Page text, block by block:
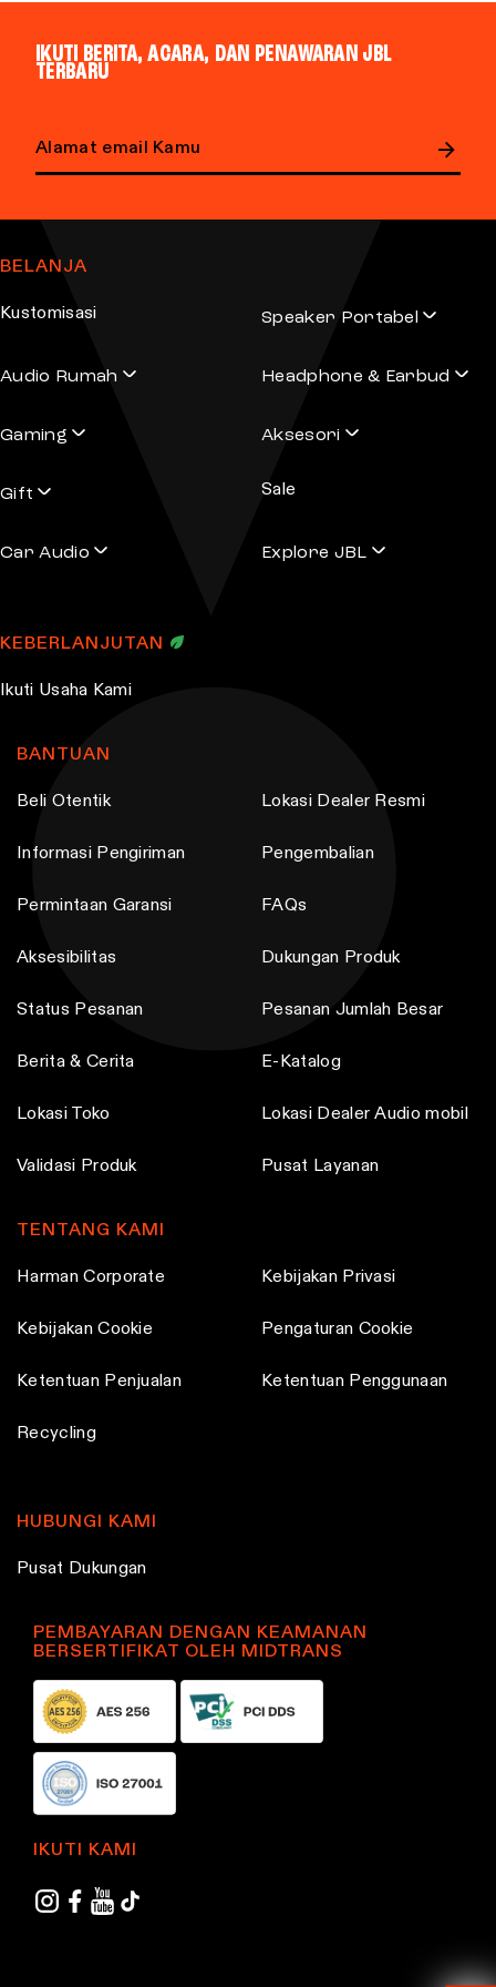
IKUTI BERITA, ACARA, DAN PENAWARAN JBL
TERBARU
m
i
d
e
s
BELANJA
Kustomisasi Speaker Portabel
Audio Rumah Headphone & Earbud
Gaming Aksesori
Gift Sale
Car Audio Explore JBL
KEBERLANJUTAN
Ikuti Usaha Kami
BANTUAN
Beli Otentik Lokasi Dealer Resmi
Informasi Pengiriman Pengembalian
Permintaan Garansi FAQs
Aksesibilitas Dukungan Produk
Status Pesanan Pesanan Jumlah Besar
Berita & Cerita E-Katalog
Lokasi Toko Lokasi Dealer Audio mobil
Validasi Produk Pusat Layanan
TENTANG KAMI
Harman Corporate Kebijakan Privasi
Kebijakan Cookie Pengaturan Cookie
Ketentuan Penjualan Ketentuan Penggunaan
Recycling
HUBUNGI KAMI
Pusat Dukungan
PEMBAYARAN DENGAN KEAMANAN
BERSERTIFIKAT OLEH MIDTRANS
IKUTI KAMI